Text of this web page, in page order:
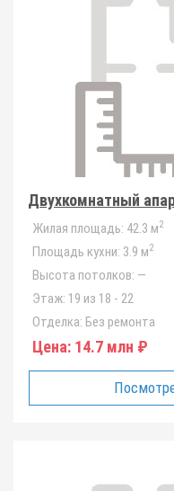
Двухкомнатный
Жилая площадь: 42.3 м2
Площадь кухни: 3.9 м2
Высота потолков: —
Этаж: 19 из 18 - 22
Отделка: Без ремонта
Цена: 14.7 млн ₽